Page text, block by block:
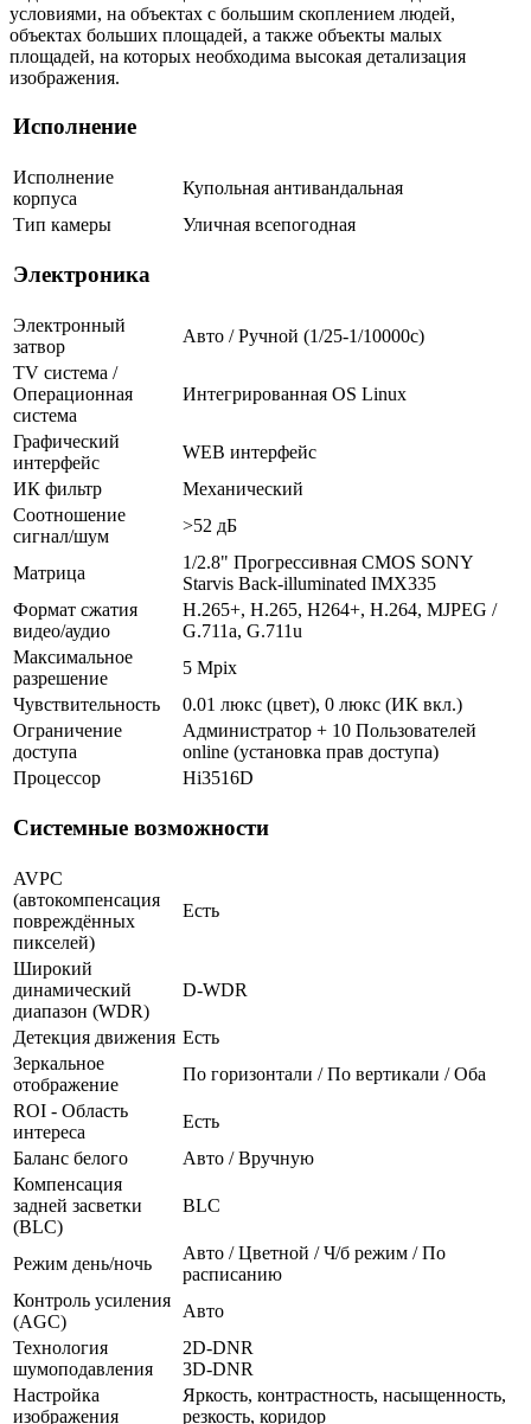
условиями, на объектах с большим скоплением людей,
объектах больших площадей, а также объекты малых
площадей, на которых необходима высокая детализация
изображения.
Исполнение
Исполнение
корпуса
Купольная антивандальная
Тип камеры
Уличная всепогодная
Электроника
Электронный
затвор
Авто / Ручной (1/25-1/10000c)
TV система /
Операционная
система
Интегрированная OS Linux
Графический
интерфейс
WEB интерфейс
ИК фильтр
Механический
Соотношение
сигнал/шум
>52 дБ
Матрица
1/2.8" Прогрессивная CMOS SONY
Starvis Back-illuminated IMX335
Формат сжатия
видео/аудио
H.265+, H.265, H264+, H.264, MJPEG /
G.711a, G.711u
Максимальное
разрешение
5 Mpix
Чувствительность
0.01 люкс (цвет), 0 люкс (ИК вкл.)
Ограничение
доступа
Администратор + 10 Пользователей
online (установка прав доступа)
Процессор
Hi3516D
Системные возможности
AVPC
(автокомпенсация
повреждённых
пикселей)
Есть
Широкий
динамический
диапазон (WDR)
D-WDR
Детекция движения Есть
Зеркальное
отображение
По горизонтали / По вертикали / Оба
ROI - Область
интереса
Есть
Баланс белого
Авто / Вручную
Компенсация
задней засветки
(BLC)
BLC
Режим день/ночь
Авто / Цветной / Ч/б режим / По
расписанию
Контроль усиления
(AGC)
Авто
Технология
шумоподавления
2D-DNR
3D-DNR
Настройка
изображения
Яркость, контрастность, насыщенность,
резкость, коридор